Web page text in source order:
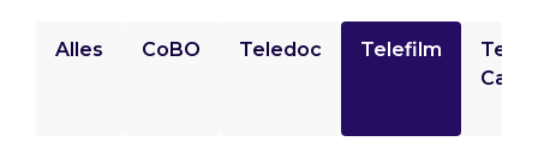
Alles CoBO Teledoc Telefilm